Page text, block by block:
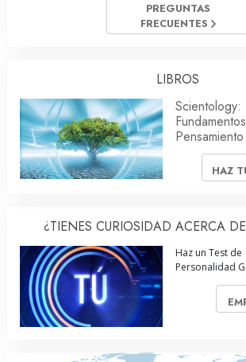
PREGUNTAS
FRECUENTES
LIBROS
Scientology:
Pensamiento
HAZ
¿TIENES CURIOSIDAD ACERCA
Haz un Test de
Personalidad